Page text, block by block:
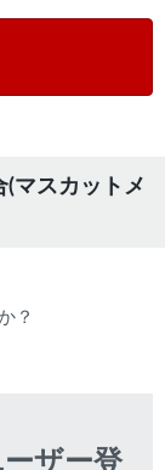
(マスカットメ
？
ザー登